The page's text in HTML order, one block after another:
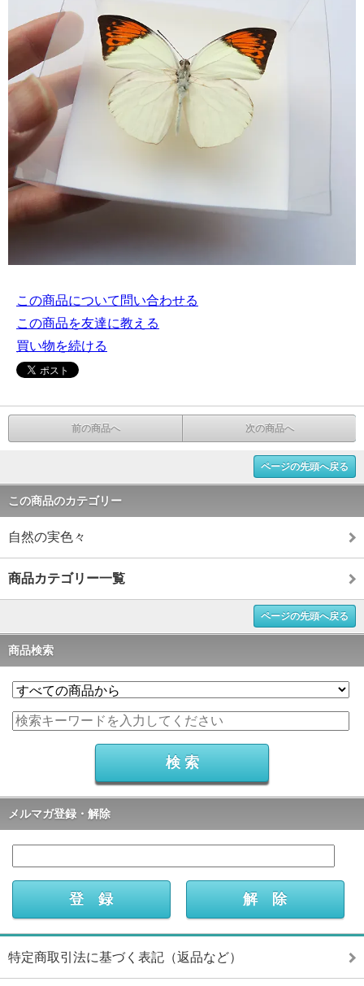
この商品について問い合わせる
この商品を友達に教える
買い物を続ける
前の商品へ 次の商品へ
ページの先頭へ戻る
この商品のカテゴリー
自然の実色々
商品カテゴリー一覧
ページの先頭へ戻る
商品検索
メルマガ登録・解除
特定商取引法に基づく表記（返品など）